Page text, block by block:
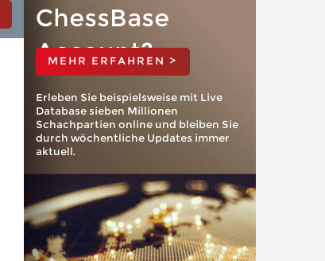
ChessBase
Account?
MEHR ERFAHREN >
Erleben Sie beispielsweise mit Live
Database sieben Millionen
Schachpartien online und bleiben Sie
durch wöchentliche Updates immer
aktuell.